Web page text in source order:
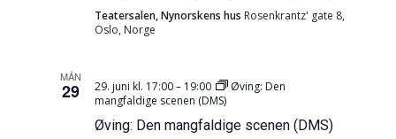
Teatersalen, Nynorskens hus Rosenkrantz' gate 8,
Oslo, Norge
MÅN
29
Øving: Den mangfaldige scenen (DMS)
29. juni kl. 17:00– 19:00
Øving: Den
mangfaldige scenen (DMS)